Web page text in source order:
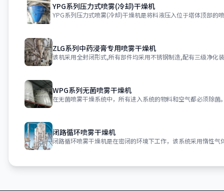
YPG系列压力式喷雾(冷却)干燥机
ZLG系列中药浸膏专用喷雾干燥机
WPG系列无菌喷雾干燥机
闭路循环喷雾干燥机